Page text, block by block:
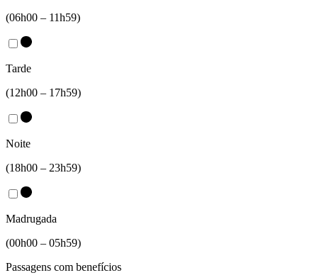
(06h00 – 11h59)
Tarde
(12h00 – 17h59)
Noite
(18h00 – 23h59)
Madrugada
(00h00 – 05h59)
Passagens com benefícios